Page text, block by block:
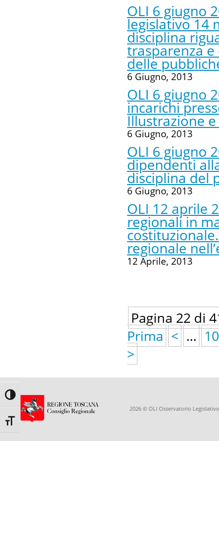
Toggle High Contrast
Toggle Font size
OLI 6 giugno
legislativo 14
disciplina
trasparenza
delle
6 Giugno, 2013
OLI 6 giugno
incarichi
Illustrazione
6 Giugno, 2013
OLI 6 giugno
dipendenti
disciplina del
6 Giugno, 2013
OLI 12 aprile
regionali in
regionale
12 Aprile, 2013
Pagina 22 di
Prima < ... 10
>
2026 © OLI Osservatorio